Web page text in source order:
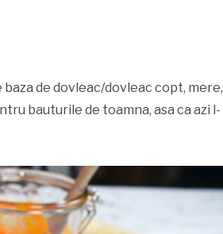
de dovleac/dovleac copt, mere,
bauturile de toamna, asa ca azi l-